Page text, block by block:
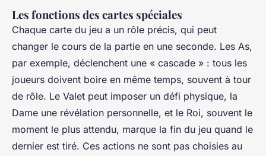
Les fonctions des cartes spéciales
Chaque carte du jeu a un rôle précis, qui peut
changer le cours de la partie en une seconde. Les As,
par exemple, déclenchent une « cascade » : tous les
joueurs doivent boire en même temps, souvent à tour
de rôle. Le Valet peut imposer un défi physique, la
Dame une révélation personnelle, et le Roi, souvent le
moment le plus attendu, marque la fin du jeu quand le
dernier est tiré. Ces actions ne sont pas choisies au